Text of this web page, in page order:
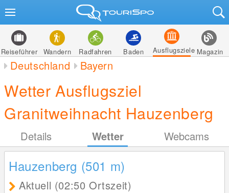
Reiseführer Wandern Radfahren Baden Ausflugsziele Magazin
Deutschland Bayern
Wetter Ausflugsziel
Granitweihnacht Hauzenberg
Details Wetter Webcams
Hauzenberg (501 m)
Aktuell (02:50 Ortszeit)